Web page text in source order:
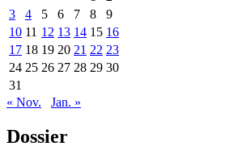
3
4 5 6 7 8
9
10 11 12 13 14 15 16
17 18 19 20 21 22 23
24 25 26 27 28 29 30
31
« Nov.
Jan. »
Dossier